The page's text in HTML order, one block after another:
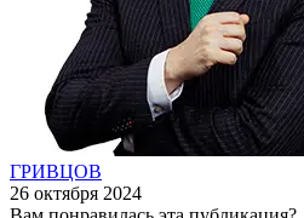
ГРИВЦОВ
26 октября 2024